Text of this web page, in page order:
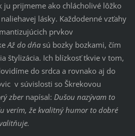
ju prijmeme ako chlácholivé lôžko
lásky. Každodenné vzťahy
prvkov
Až do dňa sú bozky bozkami, čím
štylizácia. Ich blízkosť tkvie v tom,
do srdca a rovnako aj do
v súvislosti so Škrekovou
zber napísal: Dušou nazývam to
verím, že kvalitný humor to dobré